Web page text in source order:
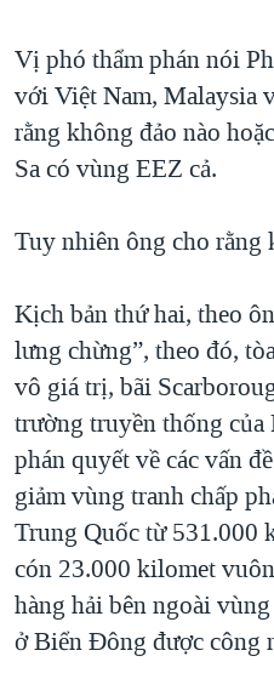
Vị phó thẩm phán nói
với Việt Nam, Malaysia
rằng không đảo nào
Sa có vùng EEZ cả.
Tuy nhiên ông cho rằng
Kịch bản thứ hai, theo
lưng chừng”, theo đó,
vô giá trị, bãi
trường truyền thống
phán quyết về các vấn
giảm vùng tranh chấp
Trung Quốc từ 531.000
cón 23.000 kilomet
hàng hải bên ngoài
ở Biển Đông được công